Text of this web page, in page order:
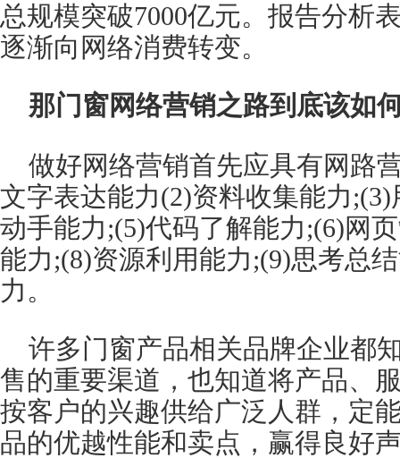
总规模突破7000亿元。报告分析
逐渐向网络消费转变。
那门窗网络营销之路到底该如
做好网络营销首先应具有网路
文字表达能力(2)资料收集能力
动手能力;(5)代码了解能力;(6)网
能力;(8)资源利用能力;(9)思考总
力。
许多门窗产品相关品牌企业都
售的重要渠道，也知道将产品、
按客户的兴趣供给广泛人群，定
品的优越性能和卖点，赢得良好